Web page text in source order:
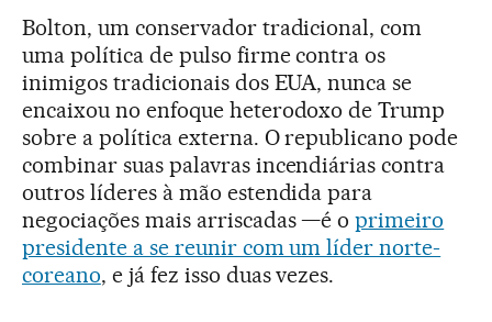
Bolton, um conservador tradicional, com
uma política de pulso firme contra os
inimigos tradicionais dos EUA, nunca se
encaixou no enfoque heterodoxo de Trump
sobre a política externa. O republicano pode
combinar suas palavras incendiárias contra
outros líderes à mão estendida para
negociações mais arriscadas —é oprimeiro
presidente a se reunir com um líder norte-
coreano, e já fez isso duas vezes.